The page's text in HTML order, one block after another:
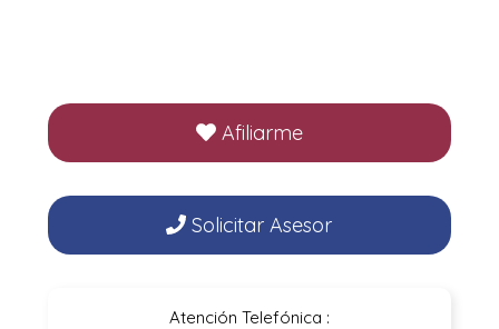
Afiliarme
Solicitar Asesor
Atención Telefónica :